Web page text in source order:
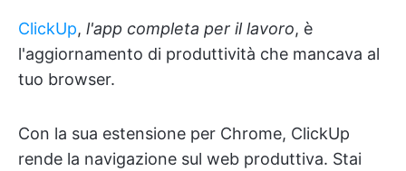
ClickUp, l'app completa per il lavoro, è
l'aggiornamento di produttività che mancava al
tuo browser.
Con la sua estensione per Chrome, ClickUp
rende la navigazione sul web produttiva. Stai